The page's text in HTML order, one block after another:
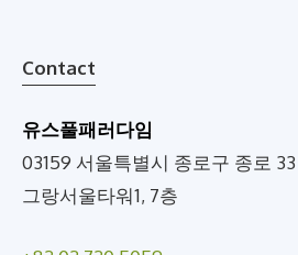
Contact
유스풀패러다임
03159 서울특별시 종로구 종로 33
그랑서울타워1, 7층